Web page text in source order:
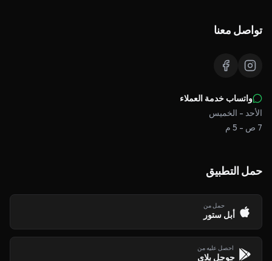
تواصل معنا
واتساب خدمة العملاء
الأحد - الخميس
7 ص - 5 م
حمل التطبيق
حمل من
أبل ستور
احصل عليه من
جوجل بلاي